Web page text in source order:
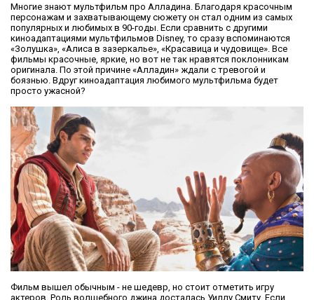
Многие знают мультфильм про Алладина. Благодаря красочным
персонажам и захватывающему сюжету он стал одним из самых
популярных и любимых в 90-годы. Если сравнить с другими
киноадаптациями мультфильмов Disney, то сразу вспоминаются
«Золушка», «Алиса в зазеркалье», «Красавица и чудовище». Все
фильмы красочные, яркие, но вот не так нравятся поклонникам
оригинала. По этой причине «Алладин» ждали с тревогой и
боязнью. Вдруг киноадаптация любимого мультфильма будет
просто ужасной?
Фильм вышел обычным - не шедевр, но стоит отметить игру
актеров. Роль волшебного джина досталась Уиллу Смиту. Если